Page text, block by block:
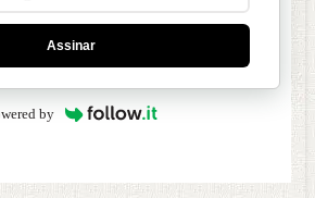
Assinar
by